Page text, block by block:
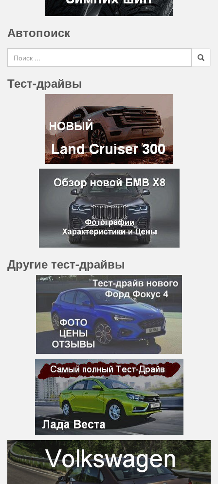
Автопоиск
Тест-драйвы
Другие тест-драйвы